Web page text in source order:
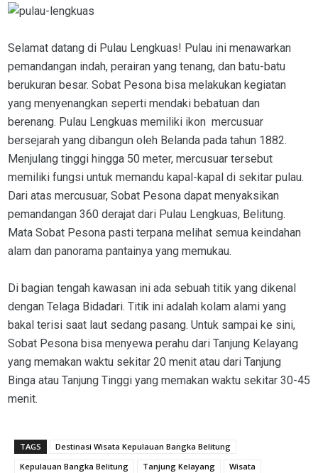
Selamat datang di Pulau Lengkuas! Pulau ini menawarkan
pemandangan indah, perairan yang tenang, dan batu-batu
berukuran besar. Sobat Pesona bisa melakukan kegiatan
yang menyenangkan seperti mendaki bebatuan dan
berenang. Pulau Lengkuas memiliki ikon mercusuar
bersejarah yang dibangun oleh Belanda pada tahun 1882.
Menjulang tinggi hingga 50 meter, mercusuar tersebut
memiliki fungsi untuk memandu kapal-kapal di sekitar pulau.
Dari atas mercusuar, Sobat Pesona dapat menyaksikan
pemandangan 360 derajat dari Pulau Lengkuas, Belitung.
Mata Sobat Pesona pasti terpana melihat semua keindahan
alam dan panorama pantainya yang memukau.
Di bagian tengah kawasan ini ada sebuah titik yang dikenal
dengan Telaga Bidadari. Titik ini adalah kolam alami yang
bakal terisi saat laut sedang pasang. Untuk sampai ke sini,
Sobat Pesona bisa menyewa perahu dari Tanjung Kelayang
yang memakan waktu sekitar 20 menit atau dari Tanjung
Binga atau Tanjung Tinggi yang memakan waktu sekitar 30-45
menit.
TAGS
Destinasi Wisata Kepulauan Bangka Belitung
Kepulauan Bangka Belitung
Tanjung Kelayang
Wisata